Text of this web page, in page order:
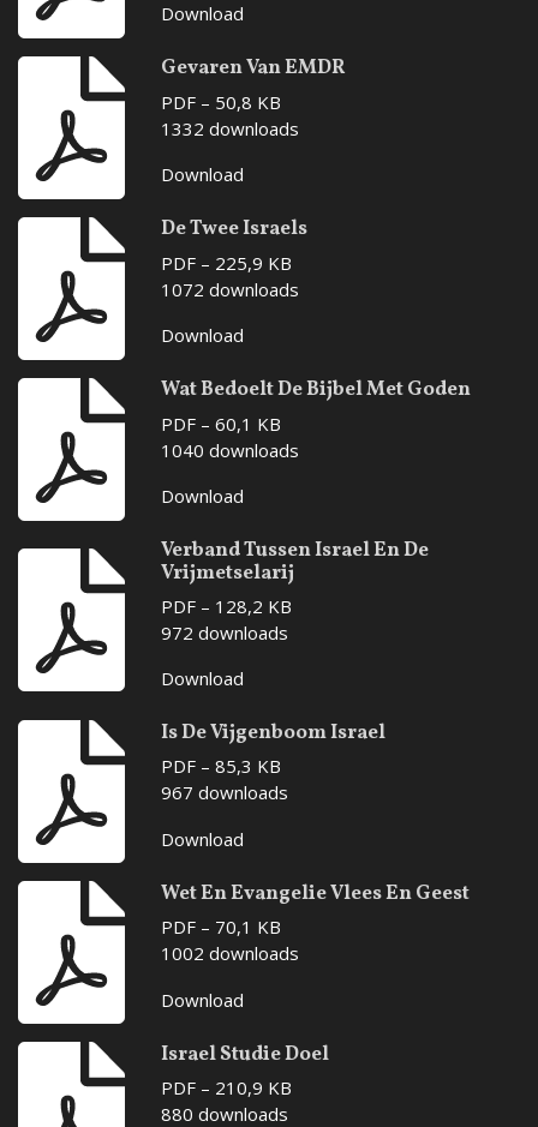
Download
Gevaren Van EMDR
PDF – 50,8 KB
1332 downloads
Download
De Twee Israels
PDF – 225,9 KB
1072 downloads
Download
Wat Bedoelt De Bijbel Met Goden
PDF – 60,1 KB
1040 downloads
Download
Verband Tussen Israel En De
Vrijmetselarij
PDF – 128,2 KB
972 downloads
Download
Is De Vijgenboom Israel
PDF – 85,3 KB
967 downloads
Download
Wet En Evangelie Vlees En Geest
PDF – 70,1 KB
1002 downloads
Download
Israel Studie Doel
PDF – 210,9 KB
880 downloads